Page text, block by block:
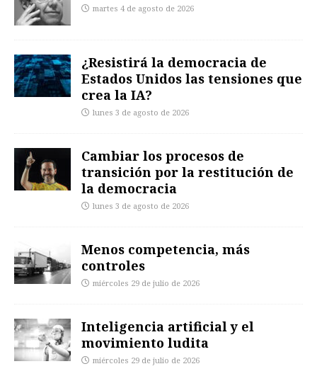
martes 4 de agosto de 2026
¿Resistirá la democracia de
Estados Unidos las tensiones que
crea la IA?
lunes 3 de agosto de 2026
Cambiar los procesos de
transición por la restitución de
la democracia
lunes 3 de agosto de 2026
Menos competencia, más
controles
miércoles 29 de julio de 2026
Inteligencia artificial y el
movimiento ludita
miércoles 29 de julio de 2026